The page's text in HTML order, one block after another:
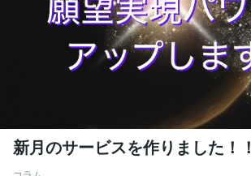
新月のサービスを作りました！！